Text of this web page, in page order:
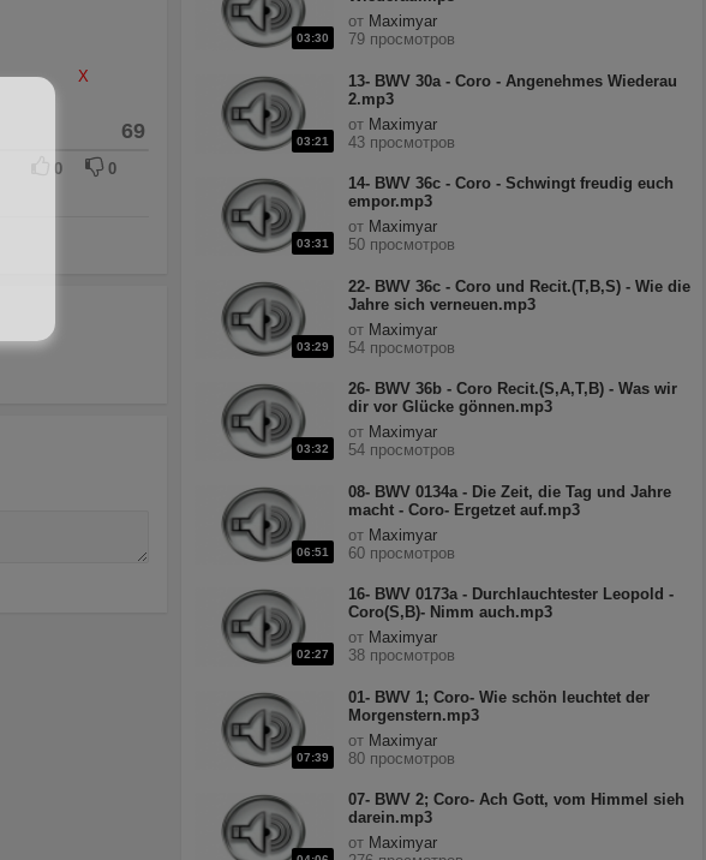
03:30
от Maximyar
79 просмотров
03:21
13- BWV 30a - Coro - Angenehmes Wiederau
2.mp3
от Maximyar
43 просмотров
03:31
14- BWV 36c - Coro - Schwingt freudig euch
empor.mp3
от Maximyar
50 просмотров
03:29
22- BWV 36c - Coro und Recit.(T,B,S) - Wie die
Jahre sich verneuen.mp3
от Maximyar
54 просмотров
03:32
26- BWV 36b - Coro Recit.(S,A,T,B) - Was wir
dir vor Glücke gönnen.mp3
от Maximyar
54 просмотров
06:51
08- BWV 0134a - Die Zeit, die Tag und Jahre
macht - Coro- Ergetzet auf.mp3
от Maximyar
60 просмотров
02:27
16- BWV 0173a - Durchlauchtester Leopold -
Coro(S,B)- Nimm auch.mp3
от Maximyar
38 просмотров
07:39
01- BWV 1; Coro- Wie schön leuchtet der
Morgenstern.mp3
от Maximyar
80 просмотров
07- BWV 2; Coro- Ach Gott, vom Himmel sieh
darein.mp3
от Maximyar
69
0 0
X